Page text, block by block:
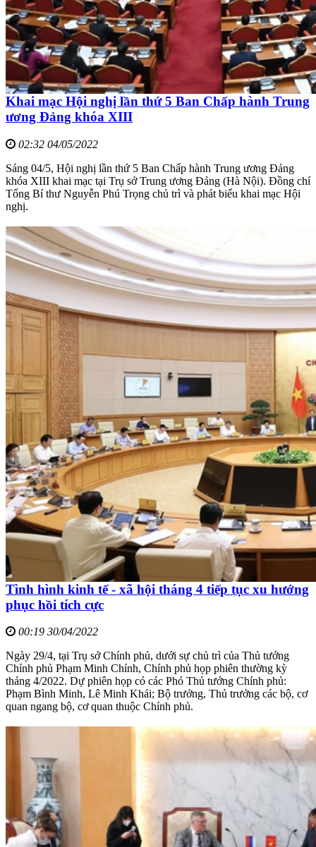
Khai mạc Hội nghị lần thứ 5 Ban Chấp hành Trung
ương Đảng khóa XIII
02:32 04/05/2022
Sáng 04/5, Hội nghị lần thứ 5 Ban Chấp hành Trung ương Đảng
khóa XIII khai mạc tại Trụ sở Trung ương Đảng (Hà Nội). Đồng chí
Tổng Bí thư Nguyễn Phú Trọng chủ trì và phát biểu khai mạc Hội
nghị.
Tình hình kinh tế - xã hội tháng 4 tiếp tục xu hướng
phục hồi tích cực
00:19 30/04/2022
Ngày 29/4, tại Trụ sở Chính phủ, dưới sự chủ trì của Thủ tướng
Chính phủ Phạm Minh Chính, Chính phủ họp phiên thường kỳ
tháng 4/2022. Dự phiên họp có các Phó Thủ tướng Chính phủ:
Phạm Bình Minh, Lê Minh Khái; Bộ trưởng, Thủ trưởng các bộ, cơ
quan ngang bộ, cơ quan thuộc Chính phủ.